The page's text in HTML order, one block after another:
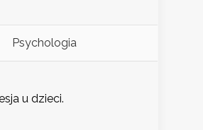
Psychologia
u dzieci.